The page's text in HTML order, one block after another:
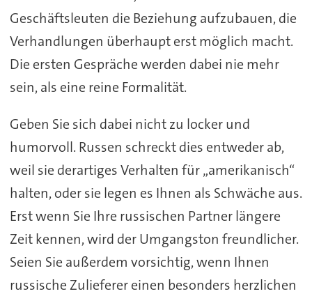
Geschäftsleuten die Beziehung aufzubauen, die
Verhandlungen überhaupt erst möglich macht.
Die ersten Gespräche werden dabei nie mehr
sein, als eine reine Formalität.
Geben Sie sich dabei nicht zu locker und
humorvoll. Russen schreckt dies entweder ab,
weil sie derartiges Verhalten für „amerikanisch“
halten, oder sie legen es Ihnen als Schwäche aus.
Erst wenn Sie Ihre russischen Partner längere
Zeit kennen, wird der Umgangston freundlicher.
Seien Sie außerdem vorsichtig, wenn Ihnen
russische Zulieferer einen besonders herzlichen